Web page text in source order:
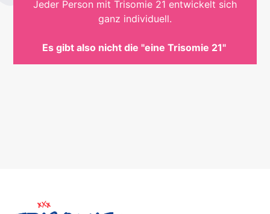
Jeder Person mit Trisomie 21 entwickelt sich
ganz individuell.
Es gibt also nicht die "eine Trisomie 21"